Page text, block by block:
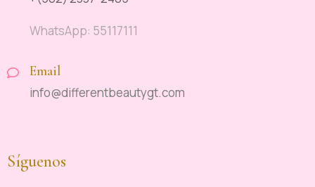
WhatsApp: 55117111
Email
info@differentbeautygt.com
Síguenos